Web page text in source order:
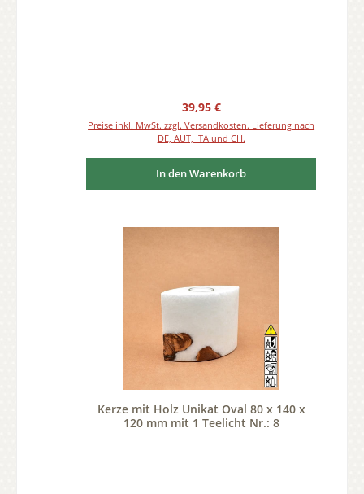
Regulärer Preis:
39,95 €
Preise inkl. MwSt. zzgl. Versandkosten. Lieferung nach
DE, AUT, ITA und CH.
In den Warenkorb
Kerze mit Holz Unikat Oval 80 x 140 x
120 mm mit 1 Teelicht Nr.: 8